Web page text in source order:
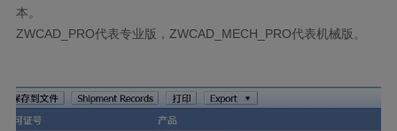
本。
ZWCAD_PRO代表专业版， ZWCAD_MECH_PRO代表机械版。